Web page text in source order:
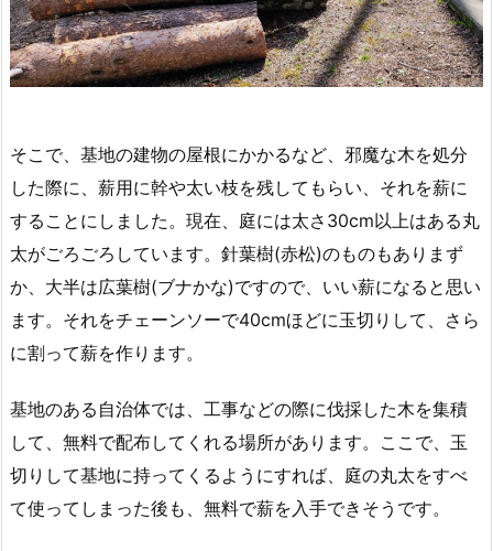
そこで、基地の建物の屋根にかかるなど、邪魔な木を処分
した際に、薪用に幹や太い枝を残してもらい、それを薪に
することにしました。現在、庭には太さ30cm以上はある丸
太がごろごろしています。針葉樹(赤松)のものもありまず
か、大半は広葉樹(ブナかな)ですので、いい薪になると思い
ます。それをチェーンソーで40cmほどに玉切りして、さら
に割って薪を作ります。
基地のある自治体では、工事などの際に伐採した木を集積
して、無料で配布してくれる場所があります。ここで、玉
切りして基地に持ってくるようにすれば、庭の丸太をすべ
て使ってしまった後も、無料で薪を入手できそうです。